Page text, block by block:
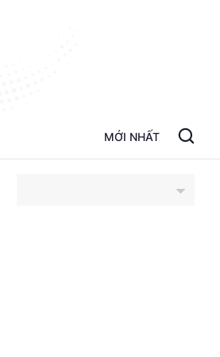
MỚI NHẤT